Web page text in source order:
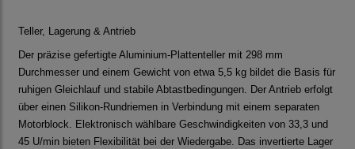
Teller, Lagerung & Antrieb
Der präzise gefertigte Aluminium-Plattenteller mit 298 mm
Durchmesser und einem Gewicht von etwa 5,5 kg bildet die Basis für
ruhigen Gleichlauf und stabile Abtastbedingungen. Der Antrieb erfolgt
über einen Silikon-Rundriemen in Verbindung mit einem separaten
Motorblock. Elektronisch wählbare Geschwindigkeiten von 33,3 und
45 U/min bieten Flexibilität bei der Wiedergabe. Das invertierte Lager